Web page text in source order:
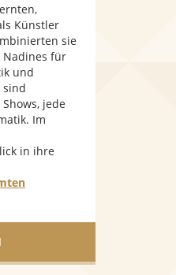
Künstler
sie
Nadines für
und
sind
jede
Im
in ihre